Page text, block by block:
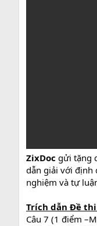
ZixDoc gửi tặng
dẫn giải với định
nghiệm và tự
Trích dẫn Đề thi
Câu 7 (1 điểm